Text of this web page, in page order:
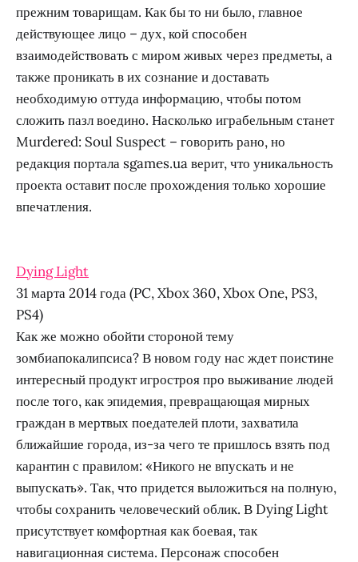
прежним товарищам. Как бы то ни было, главное
действующее лицо – дух, кой способен
взаимодействовать с миром живых через предметы, а
также проникать в их сознание и доставать
необходимую оттуда информацию, чтобы потом
сложить пазл воедино. Насколько играбельным станет
Murdered: Soul Suspect – говорить рано, но
редакция портала sgames.ua верит, что уникальность
проекта оставит после прохождения только хорошие
впечатления.
Dying Light
31 марта 2014 года (PC, Xbox 360, Xbox One, PS3,
PS4)
Как же можно обойти стороной тему
зомбиапокалипсиса? В новом году нас ждет поистине
интересный продукт игростроя про выживание людей
после того, как эпидемия, превращающая мирных
граждан в мертвых поедателей плоти, захватила
ближайшие города, из-за чего те пришлось взять под
карантин с правилом: «Никого не впускать и не
выпускать». Так, что придется выложиться на полную,
чтобы сохранить человеческий облик. В Dying Light
присутствует комфортная как боевая, так
навигационная система. Персонаж способен